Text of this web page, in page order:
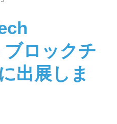
ロックチ
出展しま